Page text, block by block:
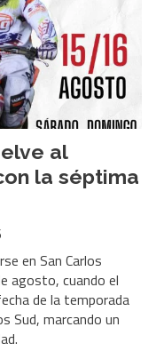
al
la séptima
en San Carlos
agosto, cuando el
de la temporada
Sud, marcando un